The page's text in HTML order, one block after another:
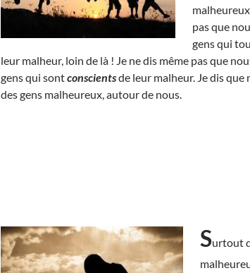
pas que
gens qui
leur malheur, loin de là ! Je ne dis même pas que
gens qui sontconscientsde leur malheur. Je dis
des gens malheureux, autour de nous.
Surtout